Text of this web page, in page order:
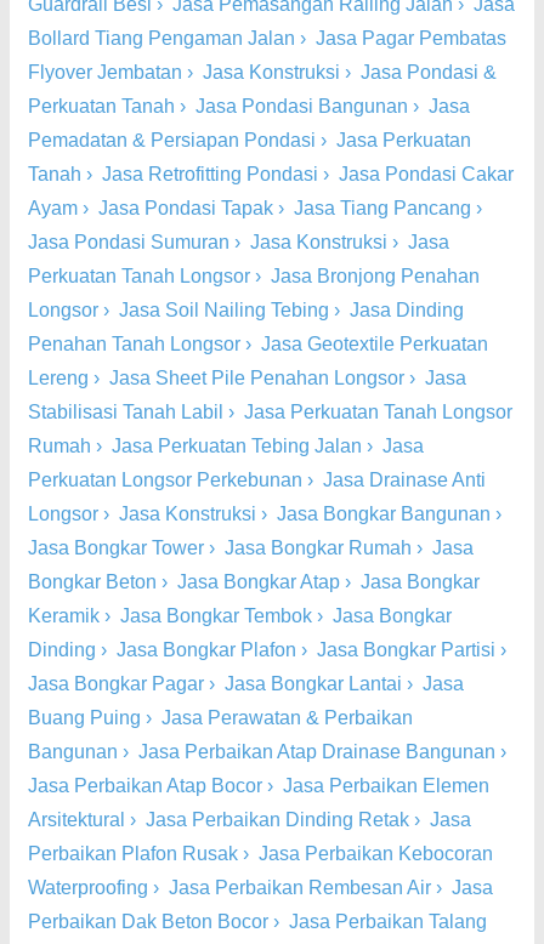
Guardrail Besi › Jasa Pemasangan Railing Jalan › Jasa
Bollard Tiang Pengaman Jalan › Jasa Pagar Pembatas
Flyover Jembatan › Jasa Konstruksi › Jasa Pondasi &
Perkuatan Tanah › Jasa Pondasi Bangunan › Jasa
Pemadatan & Persiapan Pondasi › Jasa Perkuatan
Tanah › Jasa Retrofitting Pondasi › Jasa Pondasi Cakar
Ayam › Jasa Pondasi Tapak › Jasa Tiang Pancang ›
Jasa Pondasi Sumuran › Jasa Konstruksi › Jasa
Perkuatan Tanah Longsor › Jasa Bronjong Penahan
Longsor › Jasa Soil Nailing Tebing › Jasa Dinding
Penahan Tanah Longsor › Jasa Geotextile Perkuatan
Lereng › Jasa Sheet Pile Penahan Longsor › Jasa
Stabilisasi Tanah Labil › Jasa Perkuatan Tanah Longsor
Rumah › Jasa Perkuatan Tebing Jalan › Jasa
Perkuatan Longsor Perkebunan › Jasa Drainase Anti
Longsor › Jasa Konstruksi › Jasa Bongkar Bangunan ›
Jasa Bongkar Tower › Jasa Bongkar Rumah › Jasa
Bongkar Beton › Jasa Bongkar Atap › Jasa Bongkar
Keramik › Jasa Bongkar Tembok › Jasa Bongkar
Dinding › Jasa Bongkar Plafon › Jasa Bongkar Partisi ›
Jasa Bongkar Pagar › Jasa Bongkar Lantai › Jasa
Buang Puing › Jasa Perawatan & Perbaikan
Bangunan › Jasa Perbaikan Atap Drainase Bangunan ›
Jasa Perbaikan Atap Bocor › Jasa Perbaikan Elemen
Arsitektural › Jasa Perbaikan Dinding Retak › Jasa
Perbaikan Plafon Rusak › Jasa Perbaikan Kebocoran
Waterproofing › Jasa Perbaikan Rembesan Air › Jasa
Perbaikan Dak Beton Bocor › Jasa Perbaikan Talang